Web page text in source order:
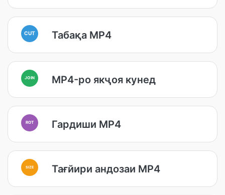
CUT Табақа MP4
JOIN MP4-ро якҷоя кунед
ROT Гардиши MP4
SIZE Тағйири андозаи MP4